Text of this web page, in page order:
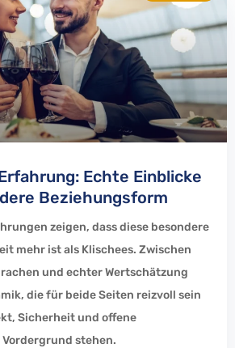
Echte Einblicke
Beziehungsform
zeigen, dass diese besondere
mehr ist als Klischees. Zwischen
und echter Wertschätzung
die für beide Seiten reizvoll sein
Sicherheit und offene
stehen.